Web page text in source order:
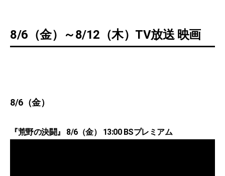
8/6（金）～8/12（木）TV放送 映画
8/6（金）
『荒野の決闘』 8/6（金） 13:00 BSプレミアム